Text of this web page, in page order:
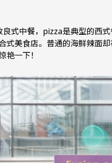
式中餐，pizza是典型的西
式美食店。普通的海鲜辣面
一下！